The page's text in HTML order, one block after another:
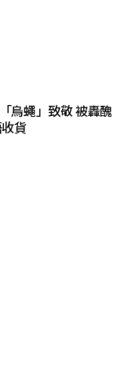
烏蠅」致敬 被轟醜
貨